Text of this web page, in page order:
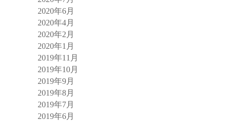
2020年6月
2020年4月
2020年2月
2020年1月
2019年11月
2019年10月
2019年9月
2019年8月
2019年7月
2019年6月